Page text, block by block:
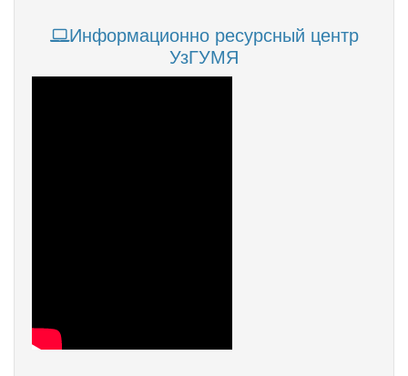
Информационно ресурсный центр
УзГУМЯ